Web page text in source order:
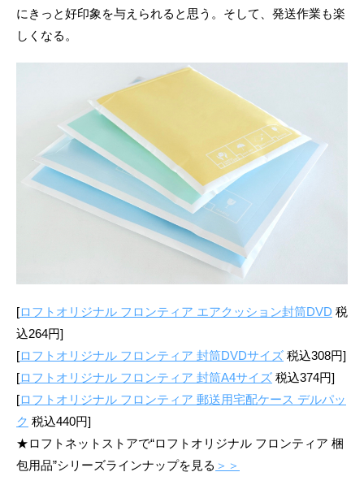
にきっと好印象を与えられると思う。そして、発送作業も楽
しくなる。
[ロフトオリジナル フロンティア エアクッション封筒DVD 税
込264円]
[ロフトオリジナル フロンティア 封筒DVDサイズ 税込308円]
[ロフトオリジナル フロンティア 封筒A4サイズ 税込374円]
[ロフトオリジナル フロンティア 郵送用宅配ケース デルパッ
ク 税込440円]
★ロフトネットストアで“ロフトオリジナル フロンティア 梱
包用品”シリーズラインナップを見る ＞＞